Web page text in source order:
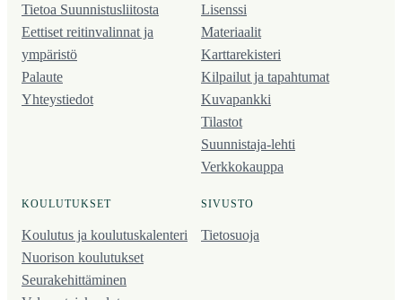
Tietoa Suunnistusliitosta
Eettiset reitinvalinnat ja
ympäristö
Palaute
Yhteystiedot
Lisenssi
Materiaalit
Karttarekisteri
Kilpailut ja tapahtumat
Kuvapankki
Tilastot
Suunnistaja-lehti
Verkkokauppa
KOULUTUKSET
Koulutus ja koulutus­kalenteri
Nuorison koulutukset
Seura­kehittäminen
SIVUSTO
Tietosuoja